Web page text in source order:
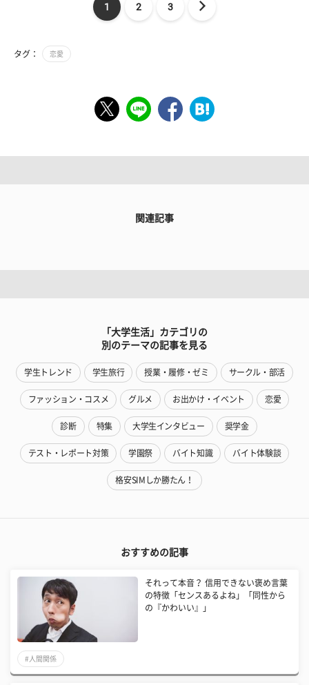
1 2 3
タグ： 恋愛
関連記事
「大学生活」カテゴリの
別のテーマの記事を見る
学生トレンド 学生旅行 授業・履修・ゼミ サークル・部活
ファッション・コスメ グルメ お出かけ・イベント 恋愛
診断 特集 大学生インタビュー 奨学金
テスト・レポート対策 学園祭 バイト知識 バイト体験談
格安SIMしか勝たん！
おすすめの記事
それって本音？ 信用できない褒め言葉
の特徴「センスあるよね」「同性から
の『かわいい』」
#人間関係